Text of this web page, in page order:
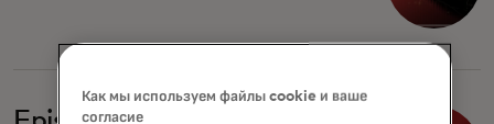
Как мы используем файлы cookie и ваше
согласие